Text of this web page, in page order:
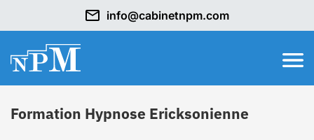
info@cabinetnpm.com
Formation Hypnose Ericksonienne